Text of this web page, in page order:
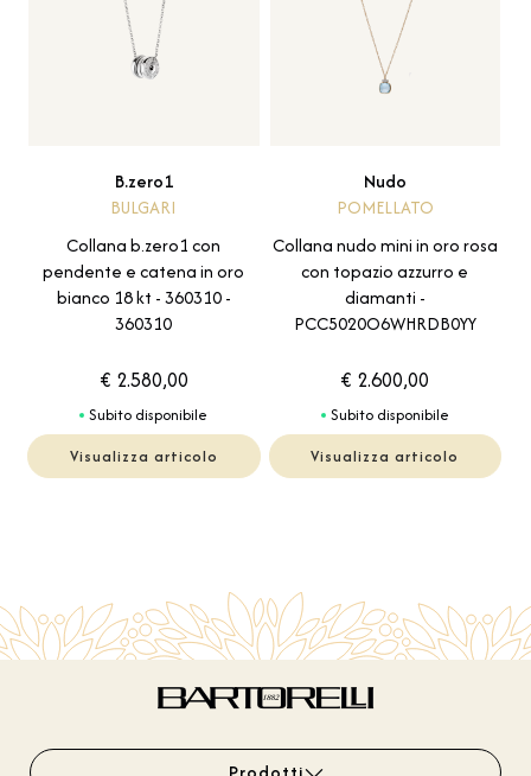
B.zero1
BULGARI
Collana b.zero1 con
pendente e catena in oro
bianco 18 kt - 360310 -
360310
€ 2.580,00
Subito disponibile
Visualizza articolo
Nudo
POMELLATO
Collana nudo mini in oro rosa
con topazio azzurro e
diamanti -
PCC5020O6WHRDB0YY
€ 2.600,00
Subito disponibile
Visualizza articolo